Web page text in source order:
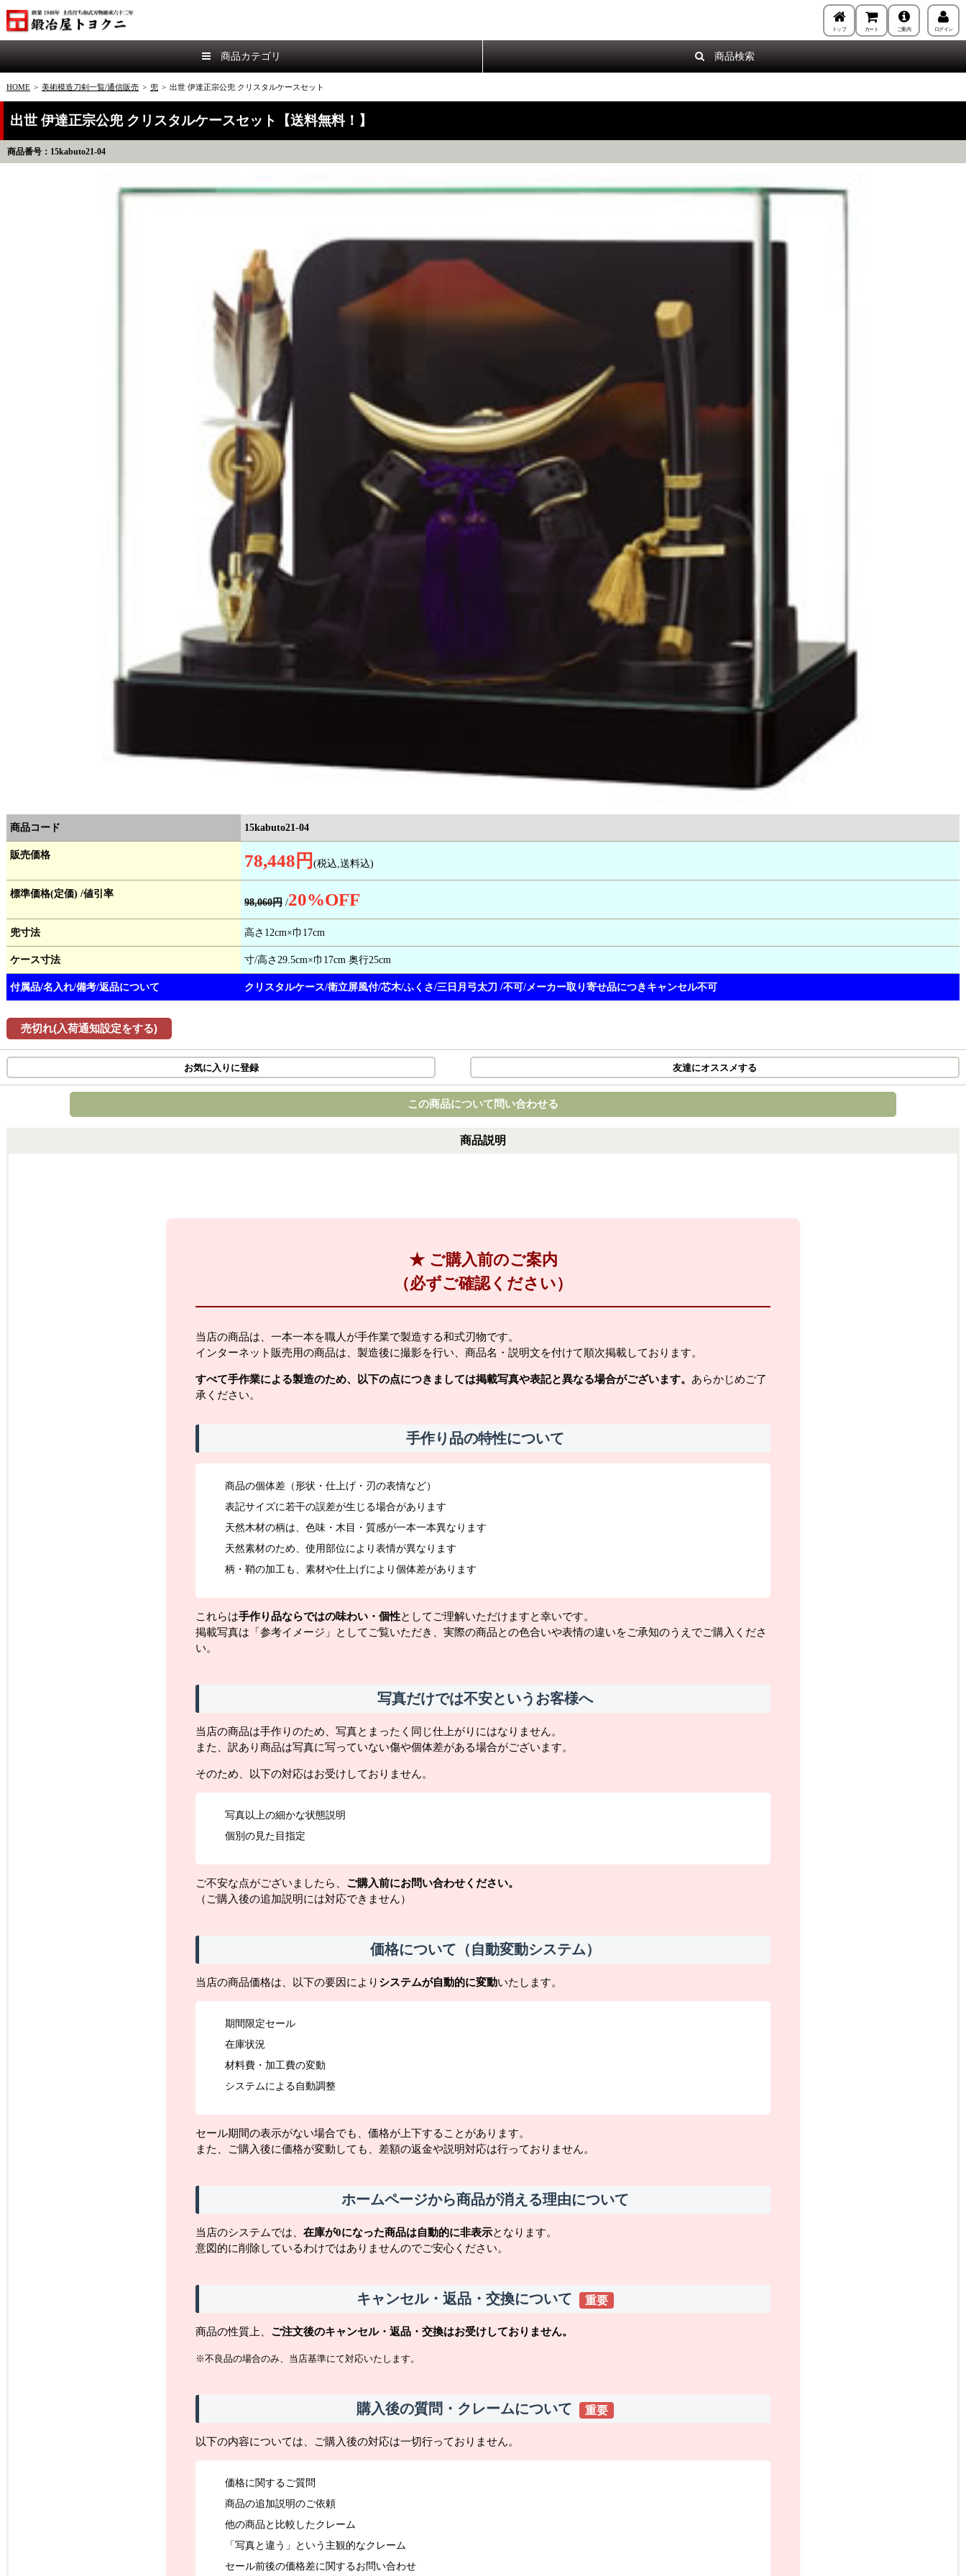
トップ カート ご案内 ログイン
商品カテゴリ 商品検索
HOME > 美術模造刀剣一覧/通信販売 > 兜 > 出世 伊達正宗公兜 クリスタルケースセット
出世 伊達正宗公兜 クリスタルケースセット【送料無料！】
商品番号：15kabuto21-04
商品コード 15kabuto21-04
販売価格 78,448円 (税込,送料込)
標準価格(定価) /値引率
98,060円 /20%OFF
兜寸法 高さ12cm×巾17cm
ケース寸法 寸/高さ29.5cm×巾17cm 奥行25cm
付属品/名入れ/備考/返品について クリスタルケース/衛立屏風付/芯木/ふくさ/三日月弓太刀 /不可/メーカー取り寄せ品につきキャンセル不可
売切れ(入荷通知設定をする)
お気に入りに登録 友達にオススメする
この商品について問い合わせる
商品説明
★ ご購入前のご案内
（必ずご確認ください）
当店の商品は、一本一本を職人が手作業で製造する和式刃物です。
インターネット販売用の商品は、製造後に撮影を行い、商品名・説明文を付けて順次掲載しております。
すべて手作業による製造のため、以下の点につきましては掲載写真や表記と異なる場合がございます。 あらかじめご了
承ください。
手作り品の特性について
商品の個体差（形状・仕上げ・刃の表情など）
表記サイズに若干の誤差が生じる場合があります
天然木材の柄は、色味・木目・質感が一本一本異なります
天然素材のため、使用部位により表情が異なります
柄・鞘の加工も、素材や仕上げにより個体差があります
これらは手作り品ならではの味わい・個性としてご理解いただけますと幸いです。
掲載写真は「参考イメージ」としてご覧いただき、実際の商品との色合いや表情の違いをご承知のうえでご購入くださ
い。
写真だけでは不安というお客様へ
当店の商品は手作りのため、写真とまったく同じ仕上がりにはなりません。
また、訳あり商品は写真に写っていない傷や個体差がある場合がございます。
そのため、以下の対応はお受けしておりません。
写真以上の細かな状態説明
個別の見た目指定
ご不安な点がございましたら、 ご購入前にお問い合わせください。
（ご購入後の追加説明には対応できません）
価格について（自動変動システム）
当店の商品価格は、以下の要因により システムが自動的に変動いたします。
期間限定セール
在庫状況
材料費・加工費の変動
システムによる自動調整
セール期間の表示がない場合でも、価格が上下することがあります。
また、ご購入後に価格が変動しても、差額の返金や説明対応は行っておりません。
ホームページから商品が消える理由について
当店のシステムでは、 在庫が0になった商品は自動的に非表示となります。
意図的に削除しているわけではありませんのでご安心ください。
キャンセル・返品・交換について 重要
商品の性質上、 ご注文後のキャンセル・返品・交換はお受けしておりません。
※不良品の場合のみ、当店基準にて対応いたします。
購入後の質問・クレームについて 重要
以下の内容については、ご購入後の対応は一切行っておりません。
価格に関するご質問
商品の追加説明のご依頼
他の商品と比較したクレーム
「写真と違う」という主観的なクレーム
セール前後の価格差に関するお問い合わせ